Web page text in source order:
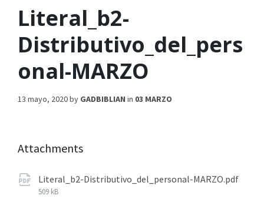
Literal_b2-
Distributivo_del_pers
onal-MARZO
13 mayo, 2020by GADBIBLIAN in 03 MARZO
Attachments
Literal_b2-Distributivo_del_personal-MARZO.pdf
509 kB